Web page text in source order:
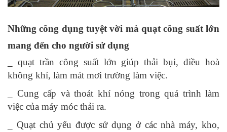
Những công dụng tuyệt vời mà quạt công suất lớn
mang đến cho người sử dụng
_ quạt trần công suất lớn giúp thải bụi, điều hoà
không khí, làm mát mơi trường làm việc.
_ Cung cấp và thoát khí nóng trong quá trình làm
việc của máy móc thải ra.
_ Quạt chủ yếu được sử dụng ở các nhà máy, kho,